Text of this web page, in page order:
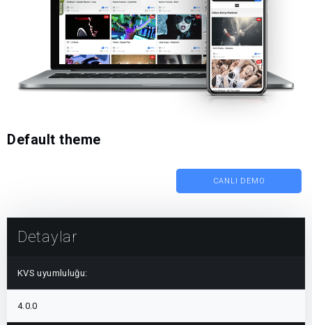
Default theme
CANLI DEMO
Detaylar
KVS uyumluluğu:
4.0.0